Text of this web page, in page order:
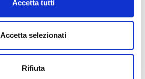
Accetta tutti
Accetta selezionati
Rifiuta
La cena di presentazione della Guida
Una serata tra formazione, territorio e
cultura gastronomica Martedì 3